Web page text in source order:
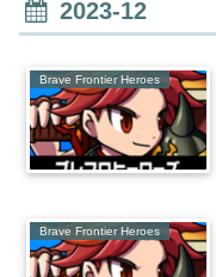
2023-12
Brave Frontier Heroes
Brave Frontier Heroes